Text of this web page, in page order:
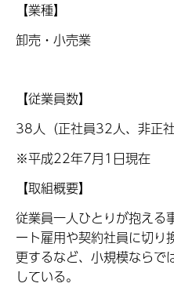
【業種】
卸売・小売業
【従業員数】
38人（正社員32人、非正
※平成22年7月1 日現在
【取組概要】
従業員一人ひとりが抱える
ート雇用や契約社員に切り
更するなど、小規模ならで
している。